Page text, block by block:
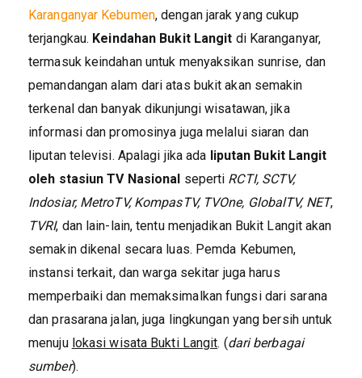
Karanganyar Kebumen, dengan jarak yang cukup
terjangkau. Keindahan Bukit Langit di Karanganyar,
termasuk keindahan untuk menyaksikan sunrise, dan
pemandangan alam dari atas bukit akan semakin
terkenal dan banyak dikunjungi wisatawan, jika
informasi dan promosinya juga melalui siaran dan
liputan televisi. Apalagi jika ada liputan Bukit Langit
oleh stasiun TV Nasional seperti RCTI, SCTV,
Indosiar, MetroTV, KompasTV, TVOne, GlobalTV, NET,
TVRI, dan lain-lain, tentu menjadikan Bukit Langit akan
semakin dikenal secara luas. Pemda Kebumen,
instansi terkait, dan warga sekitar juga harus
memperbaiki dan memaksimalkan fungsi dari sarana
dan prasarana jalan, juga lingkungan yang bersih untuk
menuju lokasi wisata Bukti Langit. (dari berbagai
sumber).